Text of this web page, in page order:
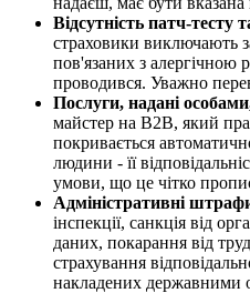
Відсутність патч-тесту
страховики виключають
пов'язаних з алергічною
проводився. Уважно
Послуги, надані
майстер на B2B, який
покривається
людини - її
умови, що це чітко
Адміністративні
інспекції, санкція від
даних, покарання від
страхування
накладених державними